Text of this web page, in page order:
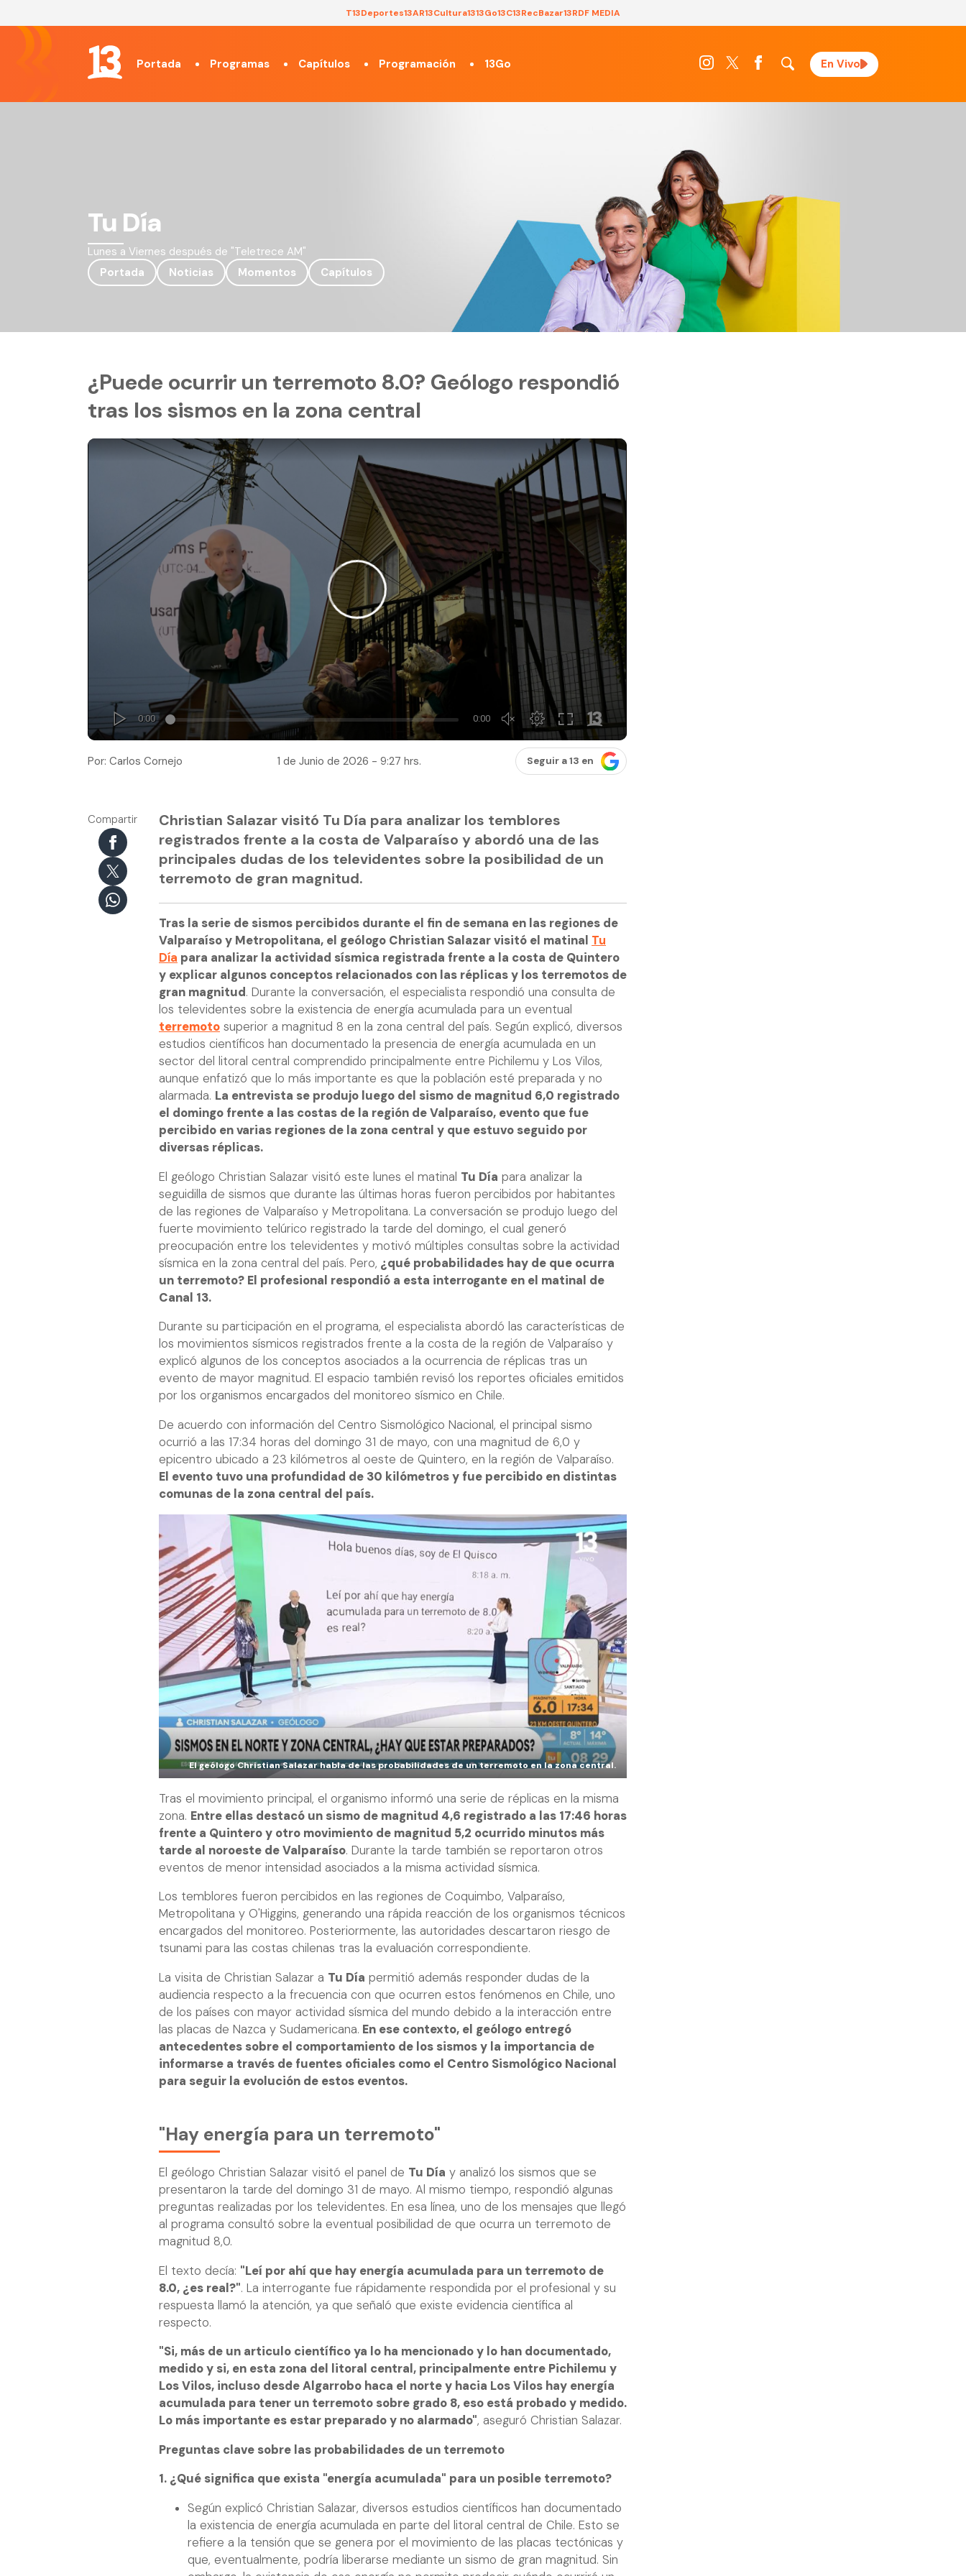
T13Deportes13AR13Cultura1313Go13C13RecBazar13RDF MEDIA
Portada Programas Capítulos Programación 13Go En Vivo
Tu Día
Lunes a Viernes después de "Teletrece AM"
Portada
Noticias Momentos Capítulos
¿Puede ocurrir un terremoto 8.0? Geólogo respondió
tras los sismos en la zona central
Por: Carlos Cornejo 1 de Junio de 2026 - 9:27 hrs. Seguir a 13 en
Compartir
Christian Salazar visitó Tu Día para analizar los temblores
registrados frente a la costa de Valparaíso y abordó una de las
principales dudas de los televidentes sobre la posibilidad de un
terremoto de gran magnitud.
Tras la serie de sismos percibidos durante el fin de semana en las regiones de
Valparaíso y Metropolitana, el geólogo Christian Salazar visitó el matinal Tu
Día para analizar la actividad sísmica registrada frente a la costa de Quintero
y explicar algunos conceptos relacionados con las réplicas y los terremotos de
gran magnitud. Durante la conversación, el especialista respondió una consulta de
los televidentes sobre la existencia de energía acumulada para un eventual
terremoto superior a magnitud 8 en la zona central del país. Según explicó, diversos
estudios científicos han documentado la presencia de energía acumulada en un
sector del litoral central comprendido principalmente entre Pichilemu y Los Vilos,
aunque enfatizó que lo más importante es que la población esté preparada y no
alarmada. La entrevista se produjo luego del sismo de magnitud 6,0 registrado
el domingo frente a las costas de la región de Valparaíso, evento que fue
percibido en varias regiones de la zona central y que estuvo seguido por
diversas réplicas.
El geólogo Christian Salazar visitó este lunes el matinal Tu Día para analizar la
seguidilla de sismos que durante las últimas horas fueron percibidos por habitantes
de las regiones de Valparaíso y Metropolitana. La conversación se produjo luego del
fuerte movimiento telúrico registrado la tarde del domingo, el cual generó
preocupación entre los televidentes y motivó múltiples consultas sobre la actividad
sísmica en la zona central del país. Pero, ¿qué probabilidades hay de que ocurra
un terremoto? El profesional respondió a esta interrogante en el matinal de
Canal 13.
Durante su participación en el programa, el especialista abordó las características de
los movimientos sísmicos registrados frente a la costa de la región de Valparaíso y
explicó algunos de los conceptos asociados a la ocurrencia de réplicas tras un
evento de mayor magnitud. El espacio también revisó los reportes oficiales emitidos
por los organismos encargados del monitoreo sísmico en Chile.
De acuerdo con información del Centro Sismológico Nacional, el principal sismo
ocurrió a las 17:34 horas del domingo 31 de mayo, con una magnitud de 6,0 y
epicentro ubicado a 23 kilómetros al oeste de Quintero, en la región de Valparaíso.
El evento tuvo una profundidad de 30 kilómetros y fue percibido en distintas
comunas de la zona central del país.
El geólogo Christian Salazar habla de las probabilidades de un terremoto en la zona central.
Tras el movimiento principal, el organismo informó una serie de réplicas en la misma
zona. Entre ellas destacó un sismo de magnitud 4,6 registrado a las 17:46 horas
frente a Quintero y otro movimiento de magnitud 5,2 ocurrido minutos más
tarde al noroeste de Valparaíso. Durante la tarde también se reportaron otros
eventos de menor intensidad asociados a la misma actividad sísmica.
Los temblores fueron percibidos en las regiones de Coquimbo, Valparaíso,
Metropolitana y O'Higgins, generando una rápida reacción de los organismos técnicos
encargados del monitoreo. Posteriormente, las autoridades descartaron riesgo de
tsunami para las costas chilenas tras la evaluación correspondiente.
La visita de Christian Salazar a Tu Día permitió además responder dudas de la
audiencia respecto a la frecuencia con que ocurren estos fenómenos en Chile, uno
de los países con mayor actividad sísmica del mundo debido a la interacción entre
las placas de Nazca y Sudamericana. En ese contexto, el geólogo entregó
antecedentes sobre el comportamiento de los sismos y la importancia de
informarse a través de fuentes oficiales como el Centro Sismológico Nacional
para seguir la evolución de estos eventos.
"Hay energía para un terremoto"
El geólogo Christian Salazar visitó el panel de Tu Día y analizó los sismos que se
presentaron la tarde del domingo 31 de mayo. Al mismo tiempo, respondió algunas
preguntas realizadas por los televidentes. En esa línea, uno de los mensajes que llegó
al programa consultó sobre la eventual posibilidad de que ocurra un terremoto de
magnitud 8,0.
El texto decía: "Leí por ahí que hay energía acumulada para un terremoto de
8.0, ¿es real?". La interrogante fue rápidamente respondida por el profesional y su
respuesta llamó la atención, ya que señaló que existe evidencia científica al
respecto.
"Si, más de un articulo científico ya lo ha mencionado y lo han documentado,
medido y si, en esta zona del litoral central, principalmente entre Pichilemu y
Los Vilos, incluso desde Algarrobo haca el norte y hacia Los Vilos hay energía
acumulada para tener un terremoto sobre grado 8, eso está probado y medido.
Lo más importante es estar preparado y no alarmado", aseguró Christian Salazar.
Preguntas clave sobre las probabilidades de un terremoto
1. ¿Qué significa que exista "energía acumulada" para un posible terremoto?
Según explicó Christian Salazar, diversos estudios científicos han documentado
la existencia de energía acumulada en parte del litoral central de Chile. Esto se
refiere a la tensión que se genera por el movimiento de las placas tectónicas y
que, eventualmente, podría liberarse mediante un sismo de gran magnitud. Sin